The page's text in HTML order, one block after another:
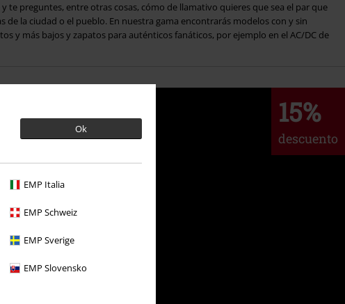
Ok
EMP Italia
EMP Schweiz
EMP Sverige
EMP Slovensko
te preguntes, entre otras cosas, cómo de llamativo quieres que sea el par que
de la ciudad o el pueblo. En nuestra gama encontrarás modelos con y sin
y más bajos y zapatos para auténticos fanáticos, por ejemplo en el AC/DC de
15%
descuento